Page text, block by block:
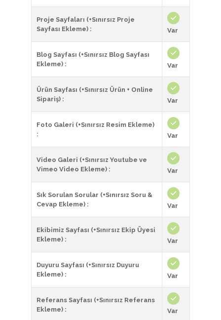
Proje Sayfaları (+Sınırsız Proje
Sayfası Ekleme) :
Var
Blog Sayfası (+Sınırsız Blog Sayfası
Ekleme) :
Var
Ürün Sayfası (+Sınırsız Ürün + Online
Sipariş) :
Var
Foto Galeri (+Sınırsız Resim Ekleme)
:
Var
Video Galeri (+Sınırsız Youtube ve
Vimeo Video Ekleme) :
Var
Sık Sorulan Sorular (+Sınırsız Soru &
Cevap Ekleme) :
Var
Ekibimiz Sayfası (+Sınırsız Ekip Üyesi
Ekleme) :
Var
Duyuru Sayfası (+Sınırsız Duyuru
Ekleme) :
Var
Referans Sayfası (+Sınırsız Referans
Ekleme) :
Var